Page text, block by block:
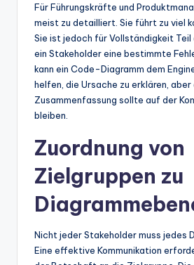
Für Führungskräfte und
meist zu detailliert. Sie führt zu viel
Sie ist jedoch für Vollständigkeit Teil
ein Stakeholder eine bestimmte
kann ein Code-Diagramm dem
helfen, die Ursache zu erklären, aber
Zusammenfassung sollte auf der
bleiben.
Zuordnung von
Zielgruppen zu
Nicht jeder Stakeholder muss jedes
Eine effektive Kommunikation